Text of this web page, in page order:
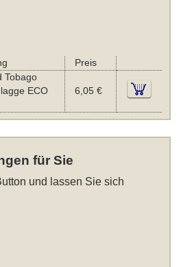
Preis
Tobago
ECO
6,05 €
für Sie
und lassen Sie sich